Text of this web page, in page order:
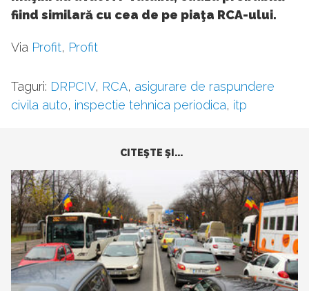
fiind similară cu cea de pe piaţa RCA-ului.
Via Profit, Profit
Taguri: DRPCIV, RCA, asigurare de raspundere
civila auto, inspectie tehnica periodica, itp
CITEŞTE ŞI...